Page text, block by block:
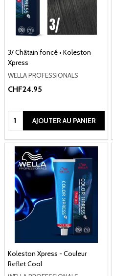
3/ Châtain foncé • Koleston
Xpress
WELLA PROFESSIONALS
CHF24.95
Quantité:AJOUTER AU PANIER
Koleston Xpress - Couleur
Reflet Cool